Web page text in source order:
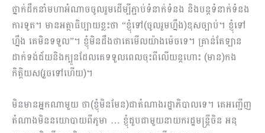
ថ្នាក់ដឹកនាំមហាអំណាចចូលរួមដើម្បីភ្ជាប់ទំនាក់ទំ​នង និងបន្ដទំនាក់ទំនង
ការទូត។ មានអត្ថាធិប្បាយខ្លះថា “ខ្ញុំទៅ(ចូលរួមហ្នឹង)ខុសច្បាប់។ ខ្ញុំទៅ
ហ្នឹង គេមិនទទួល”។ ខ្ញុំមិនដឹងថាគេមើលយ៉ាងម៉េចទេ។ គ្រាន់តែឡាន
ដាក់ទង់ជ័យនិងក្បួនដែលគេទទួលពេលចុះ​ពីលើយ​​ន្ដហោះ (មាន)កង​
កិត្ដិយស(រួចទៅហើយ)។
មិនមានអ្នកណាមួយ ថា(ខ្ញុំមិនមែន)ជាតំណាងរដ្ឋាភិបាលទេ។ គេអញ្ជើញ
តំណាងមិននយោបាយពីភូមា … ខ្ញុំជួបជាមួយនាយករដ្ឋមន្ដ្រីចិន អនុ